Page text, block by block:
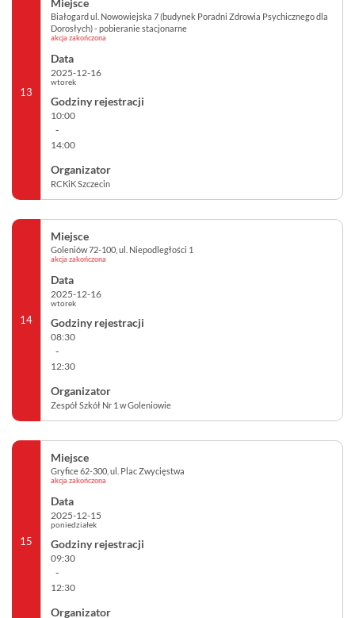
13
Białogard ul. Nowowiejska 7 (budynek Poradni Zdrowia Psychicznego dla
Dorosłych) - pobieranie stacjonarne
akcja zakończona
2025-12-16
wtorek
10:00
-
14:00
RCKiK Szczecin
14
Goleniów 72-100, ul. Niepodległości 1
akcja zakończona
2025-12-16
wtorek
08:30
-
12:30
Zespół Szkół Nr 1 w Goleniowie
15
Gryfice 62-300, ul. Plac Zwycięstwa
akcja zakończona
2025-12-15
poniedziałek
09:30
-
12:30